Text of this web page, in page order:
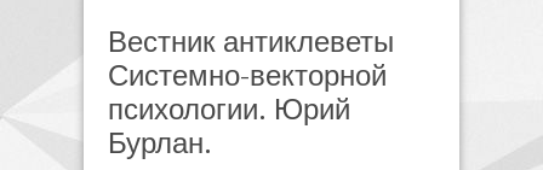
Вестник антиклеветы
Системно-векторной
психологии. Юрий
Бурлан.